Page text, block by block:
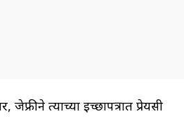
जेफ्रीने त्याच्या इच्छापत्रात प्रेयसी